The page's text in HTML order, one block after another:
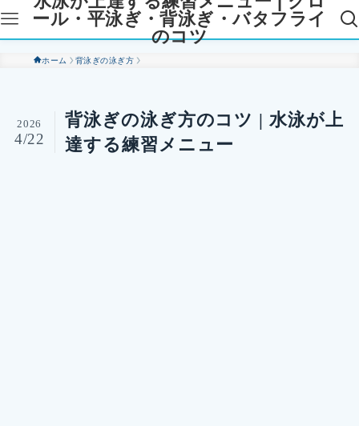
ール・平泳ぎ・背泳ぎ・バタフライ
のコツ
ホーム 背泳ぎの泳ぎ方
背泳ぎの泳ぎ方のコツ | 水泳が上
達する練習メニュー
2026
4/22